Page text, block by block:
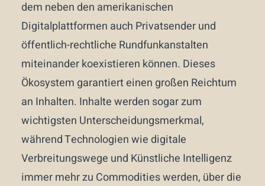
dem neben den amerikanischen
Digitalplattformen auch Privatsender und
öffentlich-rechtliche Rundfunkanstalten
miteinander koexistieren können. Dieses
Ökosystem garantiert einen großen Reichtum
an Inhalten. Inhalte werden sogar zum
wichtigsten Unterscheidungsmerkmal,
während Technologien wie digitale
Verbreitungswege und Künstliche Intelligenz
immer mehr zu Commodities werden, über die